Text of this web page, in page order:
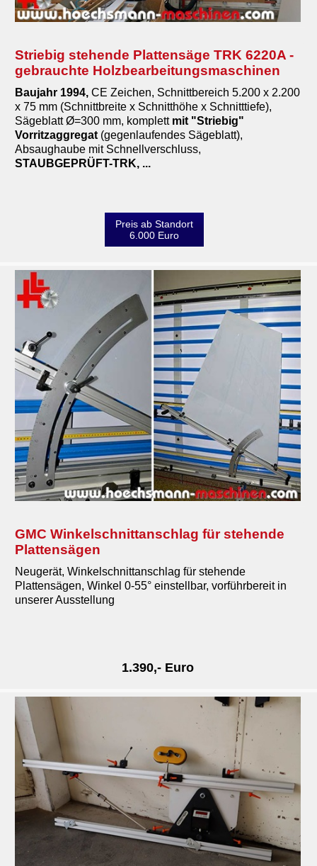
Diverses
Maschinenankauf
Videos
Service
English
Striebig stehende Plattensäge TRK 6220A -
gebrauchte Holzbearbeitungsmaschinen
Baujahr 1994, CE Zeichen, Schnittbereich 5.200 x 2.200
x 75 mm (Schnittbreite x Schnitthöhe x Schnitttiefe),
Sägeblatt Ø=300 mm, komplett mit "Striebig"
Vorritzaggregat (gegenlaufendes Sägeblatt),
Absaughaube mit Schnellverschluss,
STAUBGEPRÜFT-TRK, ...
Preis ab Standort
6.000 Euro
GMC Winkelschnittanschlag für stehende
Plattensägen
Neugerät, Winkelschnittanschlag für stehende
Plattensägen, Winkel 0-55° einstellbar, vorführbereit in
unserer Ausstellung
1.390,- Euro